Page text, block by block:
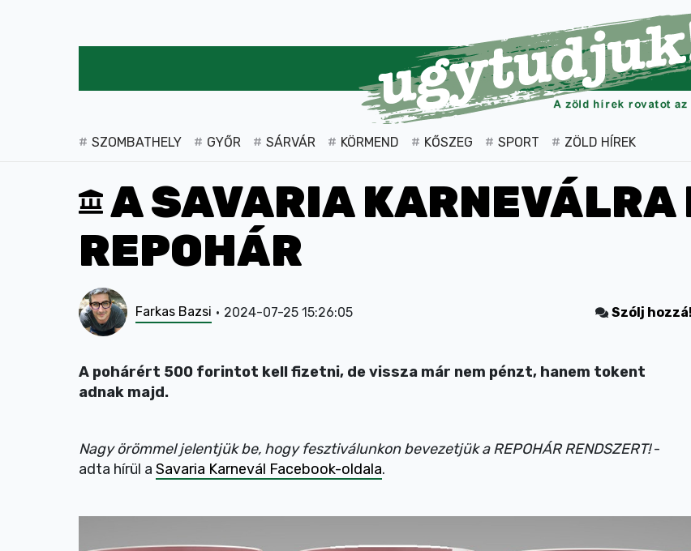
SZOMBATHELY GYŐR SÁRVÁR KÖRMEND KŐSZEG SPORT ZÖLD HÍREK
A SAVARIA KARNEVÁLRA
REPOHÁR
Farkas Bazsi 2024-07-25 15:26:05 Szólj hozzá!
A pohárért 500 forintot kell fizetni, de vissza már nem pénzt, hanem tokent
adnak majd.
Nagy örömmel jelentjük be, hogy fesztiválunkon bevezetjük a REPOHÁR RENDSZERT!-
adta hírül a Savaria Karnevál Facebook-oldala.